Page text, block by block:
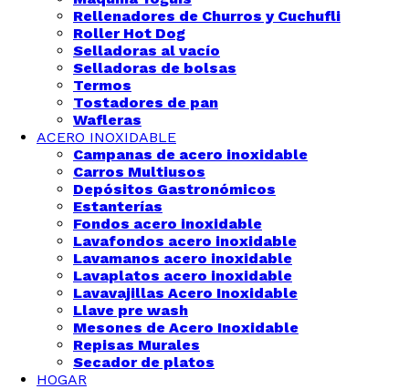
Rellenadores de Churros y Cuchufli
Roller Hot Dog
Selladoras al vacío
Selladoras de bolsas
Termos
Tostadores de pan
Wafleras
ACERO INOXIDABLE
Campanas de acero inoxidable
Carros Multiusos
Depósitos Gastronómicos
Estanterías
Fondos acero inoxidable
Lavafondos acero inoxidable
Lavamanos acero inoxidable
Lavaplatos acero inoxidable
Lavavajillas Acero Inoxidable
Llave pre wash
Mesones de Acero Inoxidable
Repisas Murales
Secador de platos
HOGAR